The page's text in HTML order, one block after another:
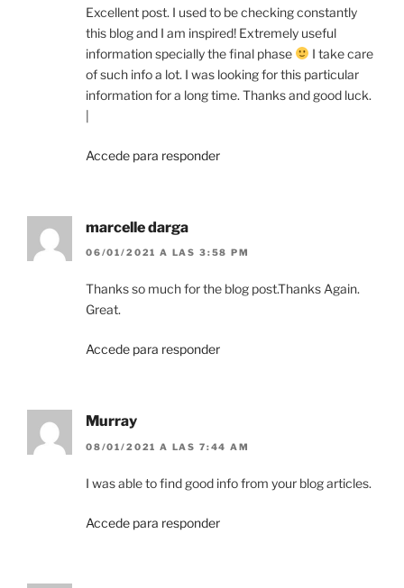
Excellent post. I used to be checking constantly
this blog and I am inspired! Extremely useful
information specially the final phase
I take care
of such info a lot. I was looking for this particular
information for a long time. Thanks and good luck.
Accede para responder
marcelle darga
06/01/2021 A LAS 3:58 PM
Thanks so much for the blog post.Thanks Again.
Great.
Accede para responder
Murray
08/01/2021 A LAS 7:44 AM
I was able to find good info from your blog articles.
Accede para responder